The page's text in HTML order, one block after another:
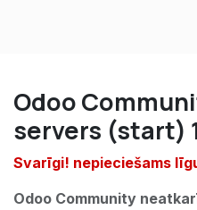
Odoo
servers (start)
Svarīgi! nepieciešams
Odoo Community